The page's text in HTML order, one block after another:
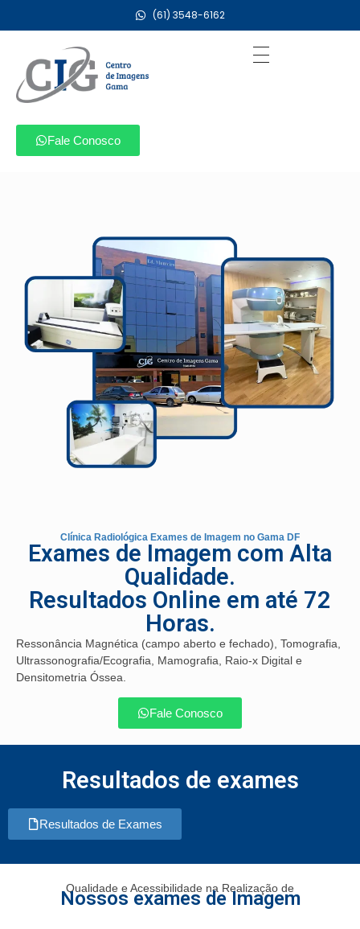
(61) 3548-6162
Fale Conosco
Clínica Radiológica Exames de Imagem no Gama DF
Exames de Imagem com Alta
Qualidade.
Resultados Online em até 72
Horas.
Ressonância Magnética (campo aberto e fechado), Tomografia,
Ultrassonografia/Ecografia, Mamografia, Raio-x Digital e
Densitometria Óssea.
Fale Conosco
Resultados de exames
Resultados de Exames
Qualidade e Acessibilidade na Realização de
Nossos exames de Imagem